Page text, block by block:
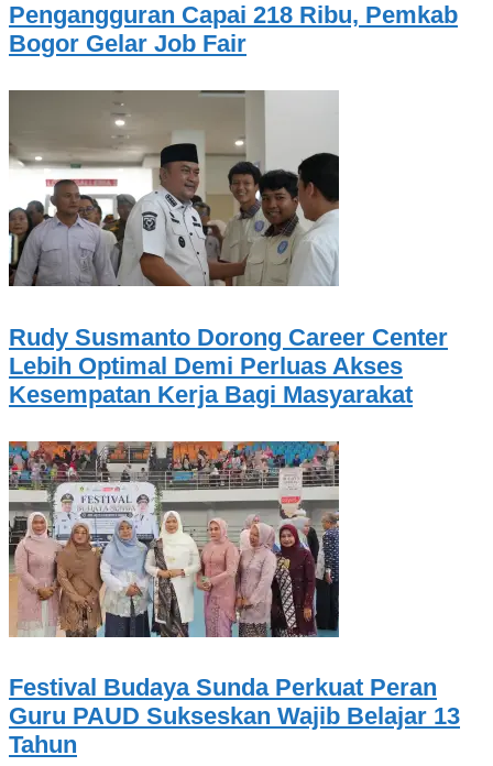
Pengangguran Capai 218 Ribu, Pemkab
Bogor Gelar Job Fair
Rudy Susmanto Dorong Career Center
Lebih Optimal Demi Perluas Akses
Kesempatan Kerja Bagi Masyarakat
Festival Budaya Sunda Perkuat Peran
Guru PAUD Sukseskan Wajib Belajar 13
Tahun